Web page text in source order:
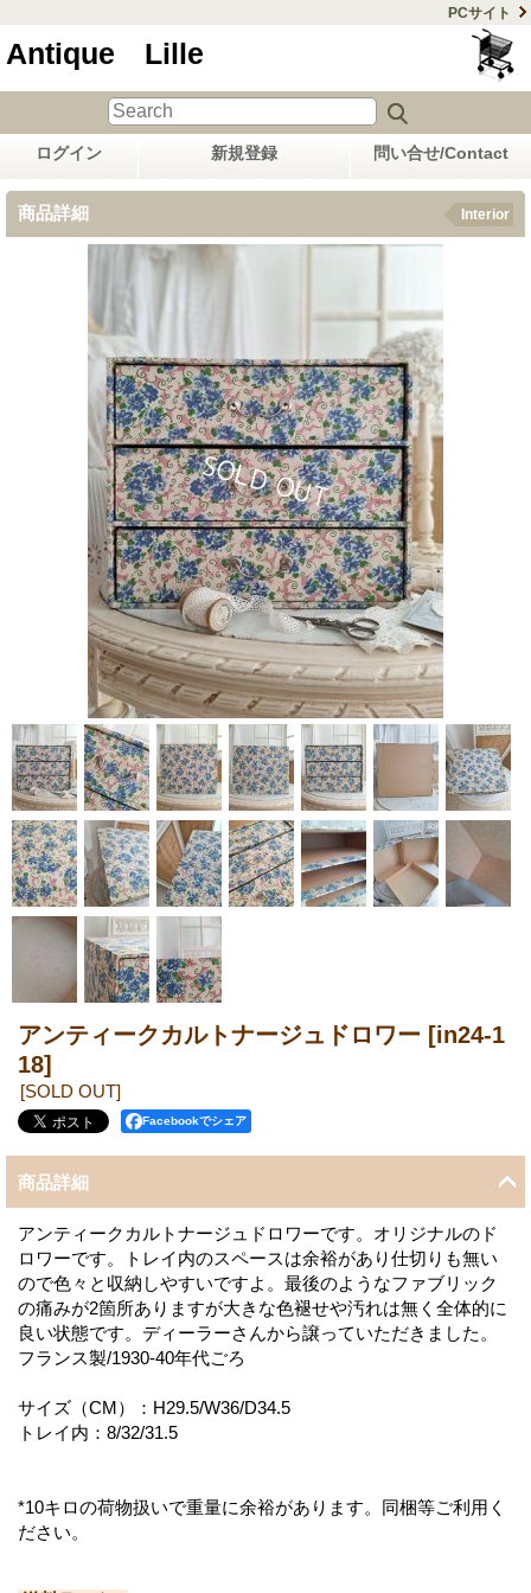
PCサイト
Antique Lille
ログイン 新規登録 問い合せ/Contact
商品詳細 Interior
アンティークカルトナージュドロワー [in24-1
18]
[SOLD OUT]
Facebookでシェア
商品詳細
アンティークカルトナージュドロワーです。オリジナルのド
ロワーです。トレイ内のスペースは余裕があり仕切りも無い
ので色々と収納しやすいですよ。最後のようなファブリック
の痛みが2箇所ありますが大きな色褪せや汚れは無く全体的に
良い状態です。ディーラーさんから譲っていただきました。
フランス製/1930-40年代ごろ
サイズ（CM）：H29.5/W36/D34.5
トレイ内：8/32/31.5
*10キロの荷物扱いで重量に余裕があります。同梱等ご利用く
ださい。